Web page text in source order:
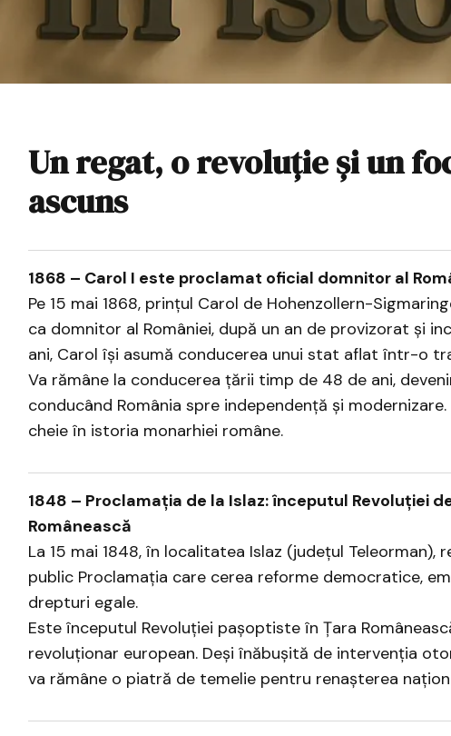
Un regat, o revoluție și un
ascuns
1868 – Carol I este proclamat oficial domnitor al
Pe 15 mai 1868, prințul Carol de Hohenzollern-
ca domnitor al României, după un an de provizorat și
ani, Carol își asumă conducerea unui stat aflat într-o
Va rămâne la conducerea țării timp de 48 de ani,
conducând România spre independență și
cheie în istoria monarhiei române.
1848 – Proclamația de la Islaz: începutul Revoluției
Românească
La 15 mai 1848, în localitatea Islaz (județul Teleorman),
public Proclamația care cerea reforme democratice,
drepturi egale.
Este începutul Revoluției pașoptiste în Țara
revoluționar european. Deși înăbușită de intervenția
va rămâne o piatră de temelie pentru renașterea